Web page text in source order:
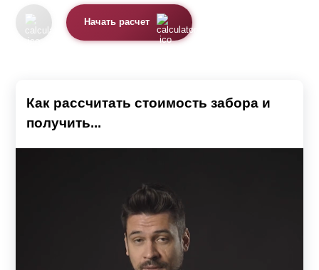
Начать расчет
Как рассчитать стоимость забора и
получить...